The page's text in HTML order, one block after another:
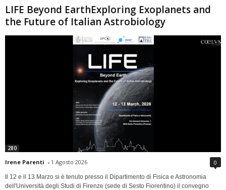
LIFE Beyond EarthExploring Exoplanets and
the Future of Italian Astrobiology
280
Irene Parenti - 1 Agosto 2026 0
Il 12 e il 13 Marzo si è tenuto presso il Dipartimento di Fisica e Astronomia
dell'Università degli Studi di Firenze (sede di Sesto Fiorentino) il convegno